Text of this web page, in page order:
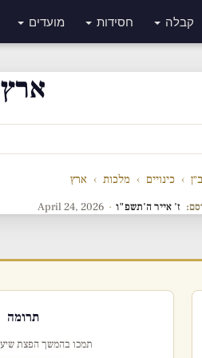
קבלה חסידות מועדים
ארץ
› כינויים › מלכות › ארץ
ז' אייר ה'תשפ"ו ·
April 24, 2026
תרומה
תמכו בהמשך הפצת